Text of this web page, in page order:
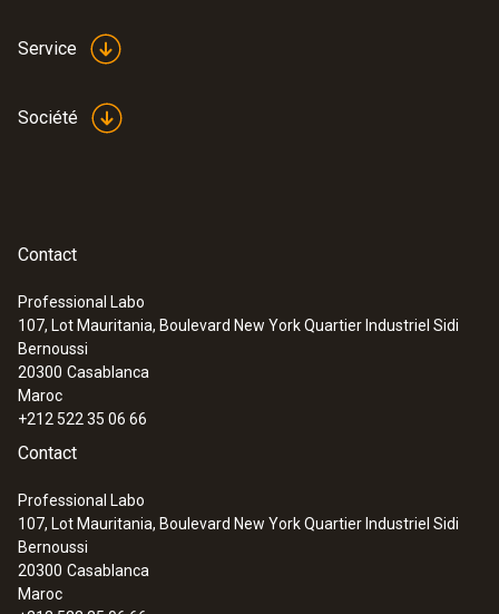
Service
Société
Contact
Professional Labo
107, Lot Mauritania, Boulevard New York Quartier Industriel Sidi
Bernoussi
20300 Casablanca
Maroc
+212 522 35 06 66
Contact
Professional Labo
107, Lot Mauritania, Boulevard New York Quartier Industriel Sidi
Bernoussi
20300 Casablanca
Maroc